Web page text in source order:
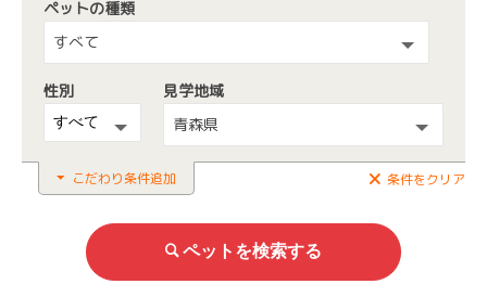
ペットの種類
すべて
性別
見学地域
青森県
こだわり条件追加 条件をクリア